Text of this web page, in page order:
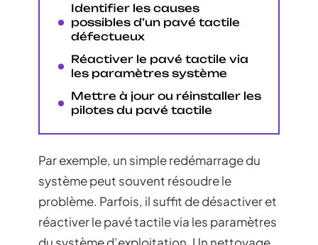
Identifier les causes
possibles d’un pavé tactile
défectueux
Réactiver le pavé tactile via
les paramètres système
Mettre à jour ou réinstaller les
pilotes du pavé tactile
Par exemple, un simple redémarrage du
système peut souvent résoudre le
problème. Parfois, il suffit de désactiver et
réactiver le pavé tactile via les paramètres